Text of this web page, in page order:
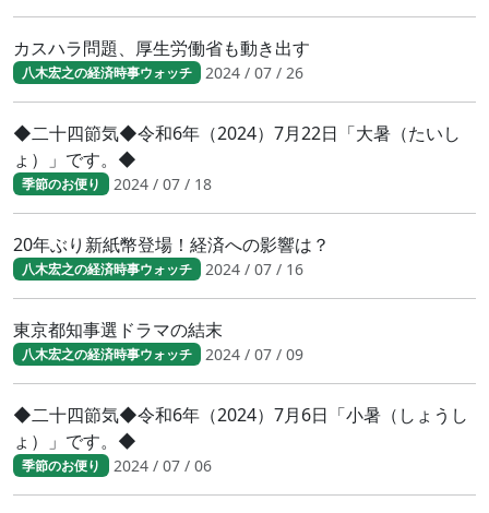
カスハラ問題、厚生労働省も動き出す
八木宏之の経済時事ウォッチ 2024 / 07 / 26
◆二十四節気◆令和6年（2024）7月22日「大暑（たいし
ょ）」です。◆
季節のお便り 2024 / 07 / 18
20年ぶり新紙幣登場！経済への影響は？
八木宏之の経済時事ウォッチ 2024 / 07 / 16
東京都知事選ドラマの結末
八木宏之の経済時事ウォッチ 2024 / 07 / 09
◆二十四節気◆令和6年（2024）7月6日「小暑（しょうし
ょ）」です。◆
季節のお便り 2024 / 07 / 06